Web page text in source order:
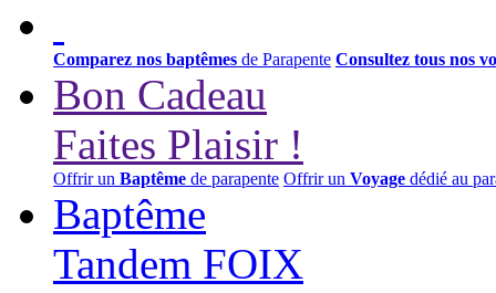
Comparez nos baptêmes de Parapente Consultez tous nos
Bon Cadeau
Faites Plaisir !
Offrir un Baptême de parapente Offrir un Voyage dédié au
Baptême
Tandem FOIX